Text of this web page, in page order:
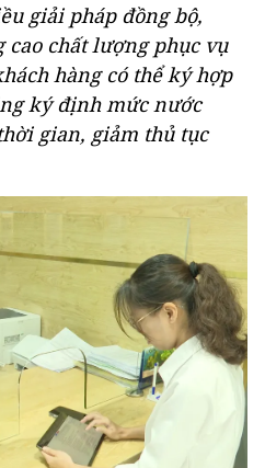
giải pháp đồng bộ,
cao chất lượng phục vụ
hàng có thể ký hợp
ký định mức nước
gian, giảm thủ tục